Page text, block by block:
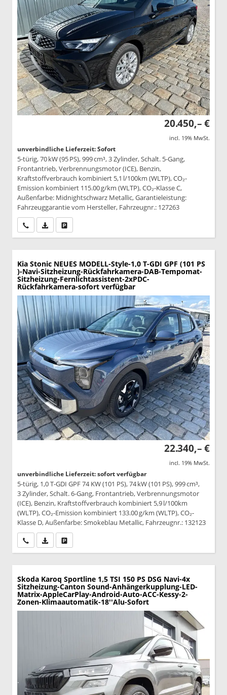
20.450,– €
incl. 19% MwSt.
unverbindliche Lieferzeit: Sofort
5-türig, 70 kW (95 PS), 999 cm³, 3 Zylinder, Schalt. 5-Gang,
Frontantrieb, Verbrennungsmotor (ICE), Benzin,
Kraftstoffverbrauch kombiniert 5,1 l/100km (WLTP), CO₂-
Emission kombiniert 115.00 g/km (WLTP), CO₂-Klasse C,
Außenfarbe: Midnightschwarz Metallic, Garantieleistung:
Fahrzeuggarantie vom Hersteller, Fahrzeugnr.: 127263
Wir rufen Sie anPDF-Datei, Fahrzeugexposé drucken
Kia Stonic NEUES MODELL-Style-1,0 T-GDI GPF (101 PS
)-Navi-Sitzheizung-Rückfahrkamera-DAB-Tempomat-
Sitzheizung-Fernlichtassistent-2xPDC-
Rückfahrkamera-sofort verfügbar
22.340,– €
incl. 19% MwSt.
unverbindliche Lieferzeit: sofort verfügbar
5-türig, 1,0 T-GDI GPF 74 KW (101 PS), 74 kW (101 PS), 999 cm³,
3 Zylinder, Schalt. 6-Gang, Frontantrieb, Verbrennungsmotor
(ICE), Benzin, Kraftstoffverbrauch kombiniert 5,9 l/100km
(WLTP), CO₂-Emission kombiniert 133.00 g/km (WLTP), CO₂-
Klasse D, Außenfarbe: Smokeblau Metallic, Fahrzeugnr.: 132123
Wir rufen Sie anPDF-Datei, Fahrzeugexposé drucken
Skoda Karoq Sportline 1,5 TSI 150 PS DSG Navi-4x
Sitzheizung-Canton Sound-Anhängerkupplung-LED-
Matrix-AppleCarPlay-Android-Auto-ACC-Kessy-2-
Zonen-Klimaautomatik-18''Alu-Sofort